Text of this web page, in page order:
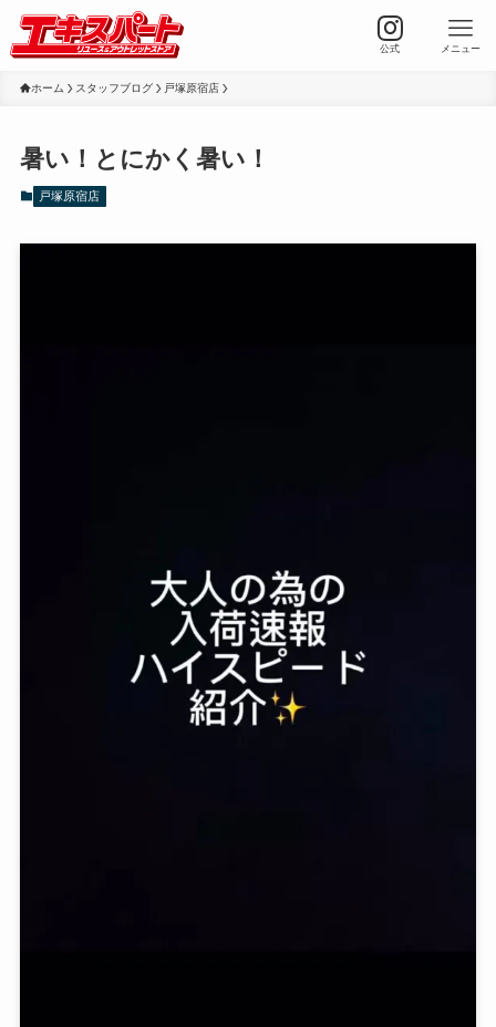
公式 メニュー
ホーム スタッフブログ 戸塚原宿店
暑い！とにかく暑い！
戸塚原宿店